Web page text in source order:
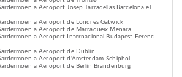
a Aeroport Josep Tarradellas Barcelona el
a Aeroport de Londres Gatwick
a Aeroport de Marràqueix Menara
a Aeroport Internacional Budapest Ferenc
a Aeroport de Dublín
a Aeroport d'Amsterdam-Schiphol
a Aeroport de Berlín Brandenburg